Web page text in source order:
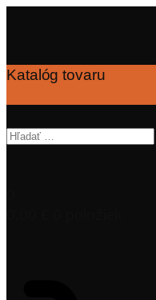
Katalóg tovaru
Hľadať: